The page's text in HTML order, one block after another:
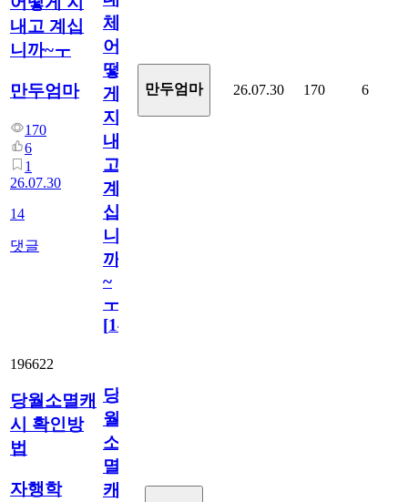
내고 계십
니까~ㅜ
만두엄마
170
6
1
26.07.30
14
댓글
체
어
떻
게
지
내
고
계
십
니
까
~
ㅜ
[14
만두엄마 26.07.30 170 6
196622
당월소멸캐
시 확인방
법
자행학
당
월
소
멸
캐